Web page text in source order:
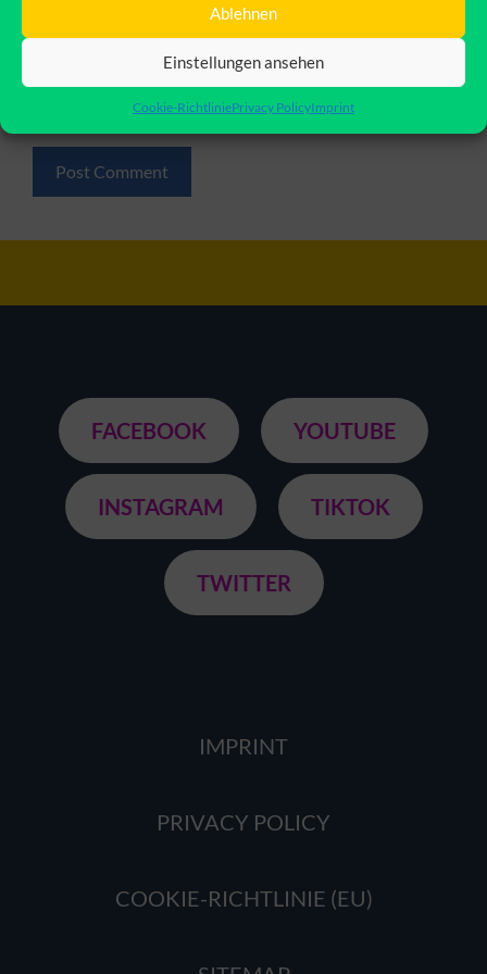
Ablehnen
Einstellungen ansehen
Cookie-RichtliniePrivacy PolicyImprint
the next time I comment.
FACEBOOK YOUTUBE
INSTAGRAM TIKTOK
TWITTER
IMPRINT
PRIVACY POLICY
COOKIE-RICHTLINIE (EU)